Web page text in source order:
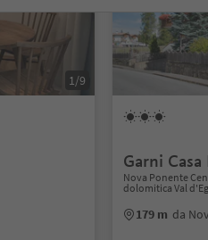
1/9
Garni
Nova Ponente
dolomitica Val
179 m da